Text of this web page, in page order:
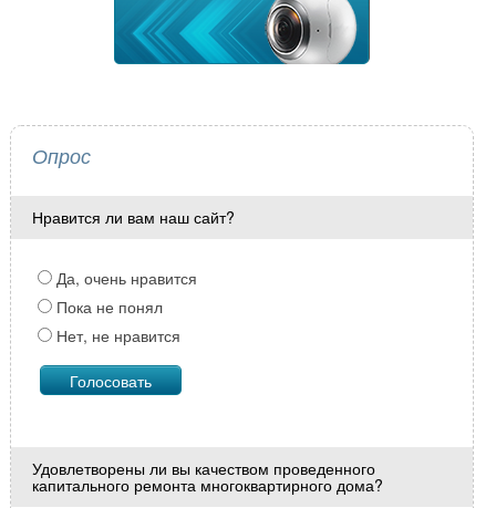
Опрос
Нравится ли вам наш сайт?
Да, очень нравится
Пока не понял
Нет, не нравится
Удовлетворены ли вы качеством проведенного
капитального ремонта многоквартирного дома?